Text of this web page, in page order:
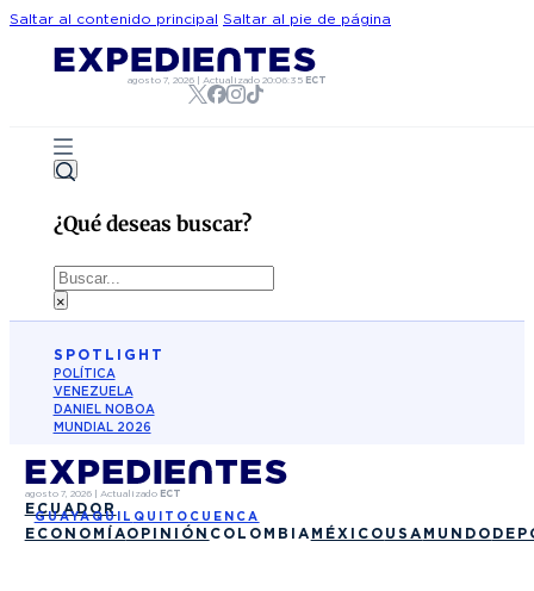
Saltar al contenido principal Saltar al pie de página
agosto 7, 2026| Actualizado 20:06:35 ECT
¿Qué deseas buscar?
Buscar
×
SPOTLIGHT
POLÍTICA
VENEZUELA
DANIEL NOBOA
MUNDIAL 2026
agosto 7, 2026| Actualizado ECT
ECUADOR
GUAYAQUIL QUITO CUENCA
ECONOMÍAOPINIÓN COLOMBIA MÉXICO USA MUNDO